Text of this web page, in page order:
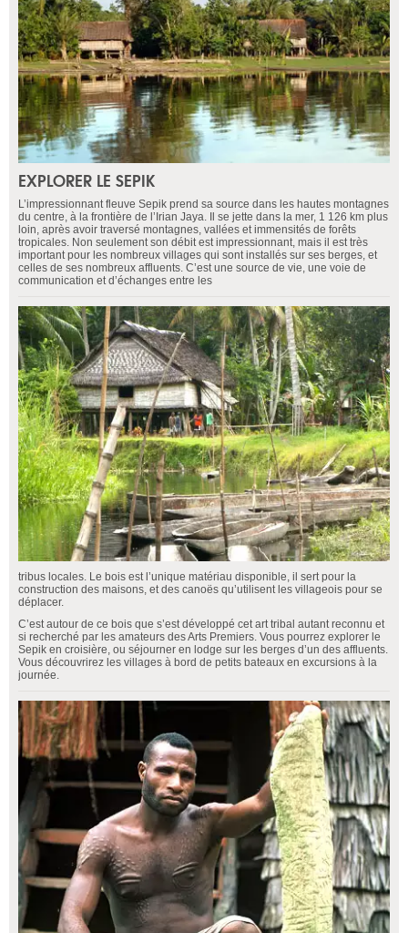
EXPLORER LE SEPIK
L’impressionnant fleuve Sepik prend sa source dans les hautes montagnes
du centre, à la frontière de l’Irian Jaya. Il se jette dans la mer, 1 126 km plus
loin, après avoir traversé montagnes, vallées et immensités de forêts
tropicales. Non seulement son débit est impressionnant, mais il est très
important pour les nombreux villages qui sont installés sur ses berges, et
celles de ses nombreux affluents. C’est une source de vie, une voie de
communication et d’échanges entre les
tribus locales. Le bois est l’unique matériau disponible, il sert pour la
construction des maisons, et des canoës qu’utilisent les villageois pour se
déplacer.
C’est autour de ce bois que s’est développé cet art tribal autant reconnu et
si recherché par les amateurs des Arts Premiers. Vous pourrez explorer le
Sepik en croisière, ou séjourner en lodge sur les berges d’un des affluents.
Vous découvrirez les villages à bord de petits bateaux en excursions à la
journée.